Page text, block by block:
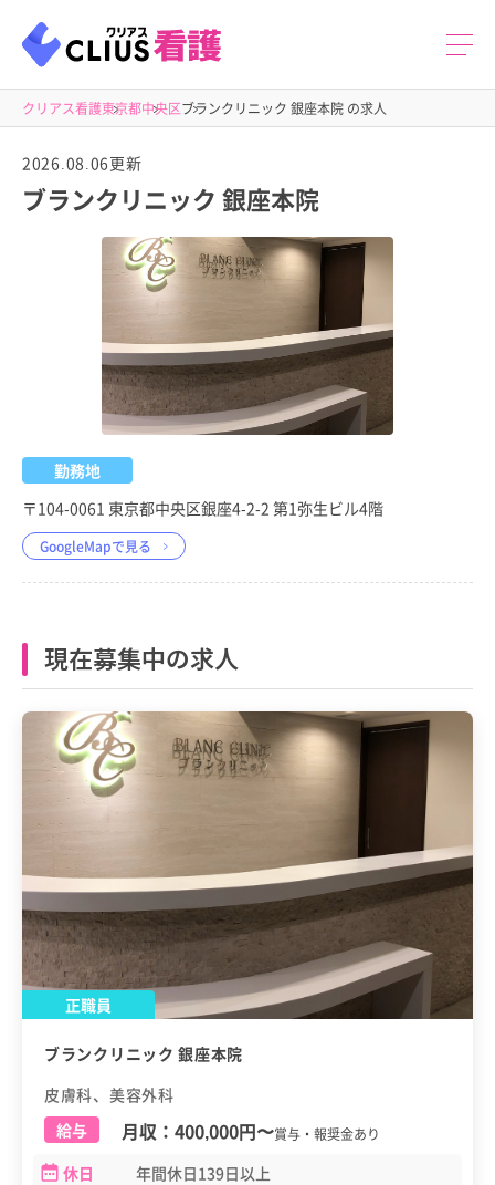
クリアス看護東京都中央区ブランクリニック 銀座本院 の求人
2026.08.06更新
ブランクリニック 銀座本院
勤務地
〒104-0061 東京都中央区銀座4-2-2 第1弥生ビル4階
GoogleMapで見る
現在募集中の求人
正職員
ブランクリニック 銀座本院
皮膚科、美容外科
給与
月収： 400,000円〜賞与・報奨金あり
休日
年間休日139日以上